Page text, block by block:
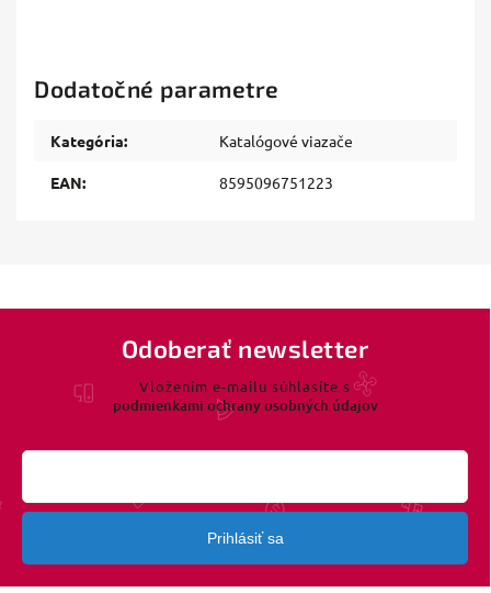
Dodatočné parametre
Kategória: Katalógové viazače
EAN: 8595096751223
Odoberať newsletter
Vložením e-mailu súhlasíte s
podmienkami ochrany osobných údajov
Prihlásiť sa